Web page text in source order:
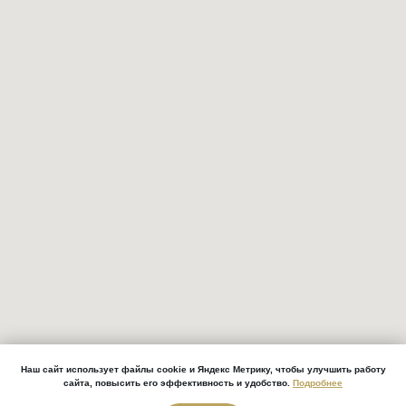
Наш сайт использует файлы cookie и Яндекс Метрику, чтобы улучшить работу
сайта, повысить его эффективность и удобство. Подробнее